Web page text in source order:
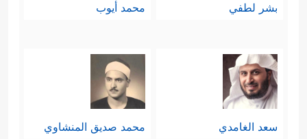
بشر لطفي محمد أيوب
سعد الغامدي محمد صديق المنشاوي